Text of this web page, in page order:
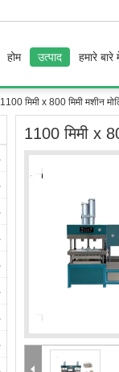
होम उत्पाद हमारे बारे
1100 मिमी x 800 मिमी मशीन
1100 मिमी x